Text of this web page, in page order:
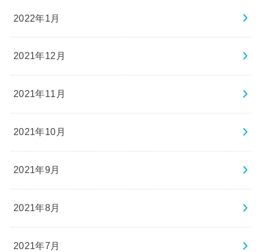
2022年1月
2021年12月
2021年11月
2021年10月
2021年9月
2021年8月
2021年7月